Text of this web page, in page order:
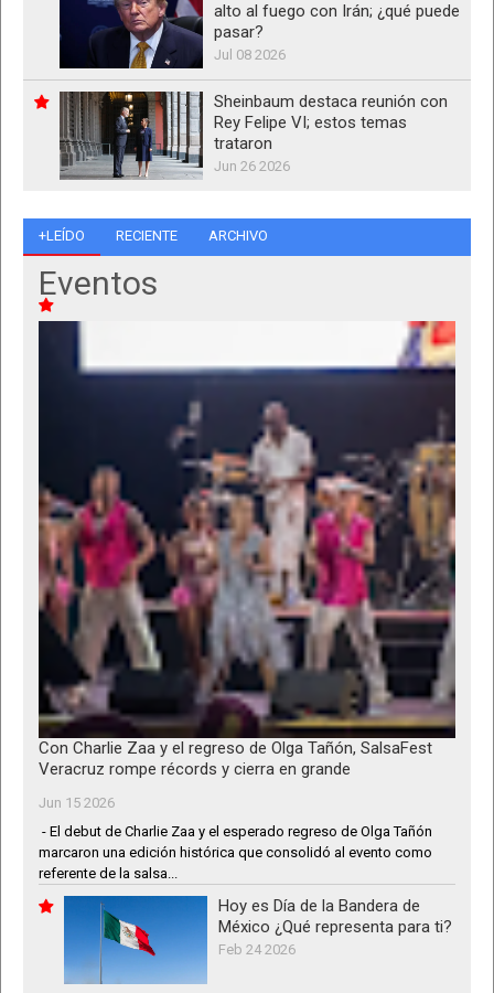
alto al fuego con Irán; ¿qué puede
pasar?
Jul 08 2026
Sheinbaum destaca reunión con
Rey Felipe VI; estos temas
trataron
Jun 26 2026
+LEÍDO RECIENTE ARCHIVO
Eventos
Con Charlie Zaa y el regreso de Olga Tañón, SalsaFest
Veracruz rompe récords y cierra en grande
Jun 15 2026
- El debut de Charlie Zaa y el esperado regreso de Olga Tañón
marcaron una edición histórica que consolidó al evento como
referente de la salsa...
Hoy es Día de la Bandera de
México ¿Qué representa para ti?
Feb 24 2026